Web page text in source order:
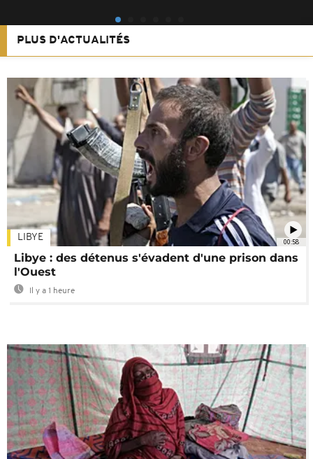
PLUS D'ACTUALITÉS
00:58
LIBYE
Libye : des détenus s'évadent d'une prison dans
l'Ouest
Il y a 1 heure